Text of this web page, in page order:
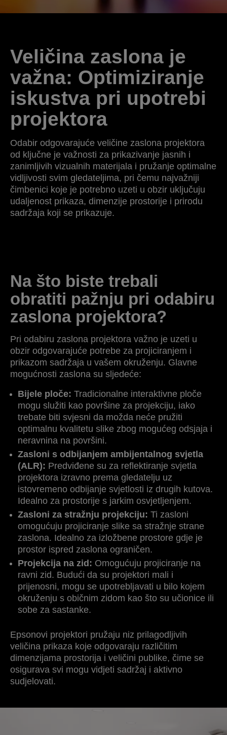
Veličina zaslona je
važna: Optimiziranje
iskustva pri upotrebi
projektora
Odabir odgovarajuće veličine zaslona projektora
od ključne je važnosti za prikazivanje jasnih i
zanimljivih vizualnih materijala i pružanje optimalne
vidljivosti svim gledateljima, pri čemu najvažniji
čimbenici koje je potrebno uzeti u obzir uključuju
udaljenost prikaza, dimenzije prostorije i prirodu
sadržaja koji se prikazuje.
Na što biste trebali
obratiti pažnju pri odabiru
zaslona projektora?
Pri odabiru zaslona projektora važno je uzeti u
obzir odgovarajuće potrebe za projiciranjem i
prikazom sadržaja u vašem okruženju. Glavne
mogućnosti zaslona su sljedeće:
Bijele ploče: Tradicionalne interaktivne ploče
mogu služiti kao površine za projekciju, iako
trebate biti svjesni da možda neće pružiti
optimalnu kvalitetu slike zbog mogućeg odsjaja i
neravnina na površini.
Zasloni s odbijanjem ambijentalnog svjetla
(ALR): Predviđene su za reflektiranje svjetla
projektora izravno prema gledatelju uz
istovremeno odbijanje svjetlosti iz drugih kutova.
Idealno za prostorije s jarkim osvjetljenjem.
Zasloni za stražnju projekciju: Ti zasloni
omogućuju projiciranje slike sa stražnje strane
zaslona. Idealno za izložbene prostore gdje je
prostor ispred zaslona ograničen.
Projekcija na zid: Omogućuju projiciranje na
ravni zid. Budući da su projektori mali i
prijenosni, mogu se upotrebljavati u bilo kojem
okruženju s običnim zidom kao što su učionice ili
sobe za sastanke.
Epsonovi projektori pružaju niz prilagodljivih
veličina prikaza koje odgovaraju različitim
dimenzijama prostorija i veličini publike, čime se
osigurava svi mogu vidjeti sadržaj i aktivno
sudjelovati.